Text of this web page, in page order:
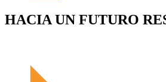
HACIA UN FUTURO